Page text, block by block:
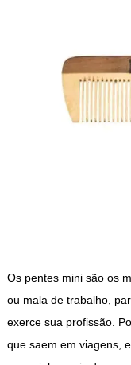
Os pentes mini são os
ou mala de trabalho,
exerce sua profissão.
que saem em viagens,